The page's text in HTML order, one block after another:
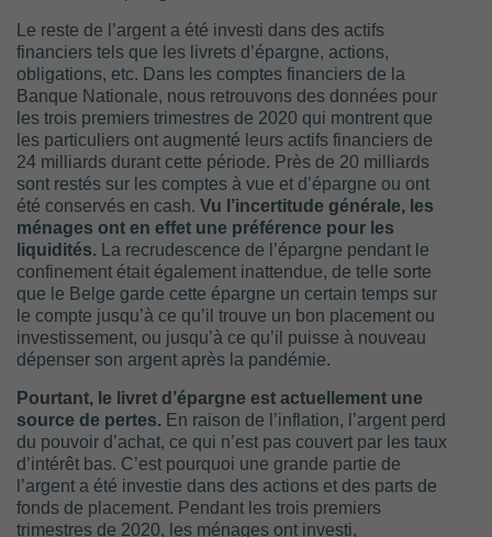
Le reste de l’argent a été investi dans des actifs
financiers tels que les livrets d’épargne, actions,
obligations, etc. Dans les comptes financiers de la
Banque Nationale, nous retrouvons des données pour
les trois premiers trimestres de 2020 qui montrent que
les particuliers ont augmenté leurs actifs financiers de
24 milliards durant cette période. Près de 20 milliards
sont restés sur les comptes à vue et d’épargne ou ont
été conservés en cash. Vu l’incertitude générale, les
ménages ont en effet une préférence pour les
liquidités. La recrudescence de l’épargne pendant le
confinement était également inattendue, de telle sorte
que le Belge garde cette épargne un certain temps sur
le compte jusqu’à ce qu’il trouve un bon placement ou
investissement, ou jusqu’à ce qu’il puisse à nouveau
dépenser son argent après la pandémie.
Pourtant, le livret d’épargne est actuellement une
source de pertes. En raison de l’inflation, l’argent perd
du pouvoir d’achat, ce qui n’est pas couvert par les taux
d’intérêt bas. C’est pourquoi une grande partie de
l’argent a été investie dans des actions et des parts de
fonds de placement. Pendant les trois premiers
trimestres de 2020, les ménages ont investi,